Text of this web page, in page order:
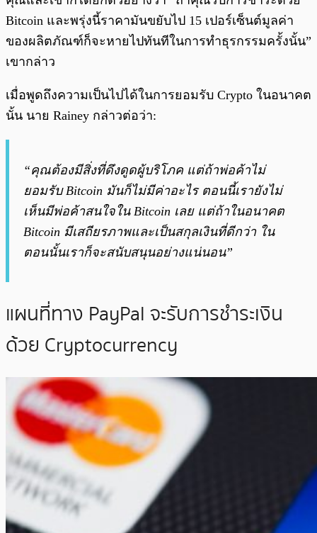
Bitcoin และพรุ่งนี้ราคามันขยับไป 15 เปอร์เซ็นต์มูลค่า
ของผลิตภัณฑ์ก็จะหายไปทันทีในการทำธุรกรรมครั้งนั้น”
เขากล่าว
เมื่อพูดถึงความเป็นไปได้ในการยอมรับ Crypto ในอนาคต
นั้น นาย Rainey กล่าวต่อว่า:
“คุณต้องมีสิ่งที่ดึงดูดผู้บริโภค แต่ถ้าพ่อค้าไม่
ยอมรับ Bitcoin มันก็ไม่มีค่าอะไร ตอนนี้เรายังไม่
เห็นมีพ่อค้าสนใจใน Bitcoin เลย แต่ถ้าในอนาคต
Bitcoin มีเสถียรภาพและเป็นสกุลเงินที่ดีกว่า ใน
ตอนนั้นเราก็จะสนับสนุนอย่างแน่นอน”
แผนที่ทาง PayPal จะรับการชำระเงิน
ด้วย Cryptocurrency